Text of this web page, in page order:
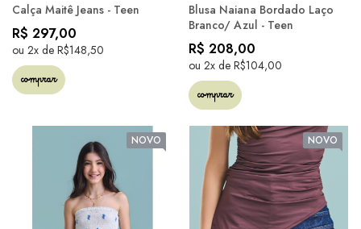
Calça Maitê Jeans - Teen
R$ 297,00
ou 2x de R$148,50
comprar
Blusa Naiana Bordado Laço
Branco/ Azul - Teen
R$ 208,00
ou 2x de R$104,00
comprar
NOVO NOVO